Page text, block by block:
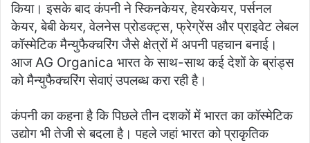
किया। इसके बाद कंपनी ने स्किनकेयर, हेयरकेयर, पर्सनल
केयर, बेबी केयर, वेलनेस प्रोडक्ट्स, फ्रेग्रेंस और प्राइवेट लेबल
कॉस्मेटिक मैन्युफैक्चरिंग जैसे क्षेत्रों में अपनी पहचान बनाई।
आज AG Organica भारत के साथ-साथ कई देशों के ब्रांड्स
को मैन्युफैक्चरिंग सेवाएं उपलब्ध करा रही है।
कंपनी का कहना है कि पिछले तीन दशकों में भारत का कॉस्मेटिक
उद्योग भी तेजी से बदला है। पहले जहां भारत को प्राकृतिक